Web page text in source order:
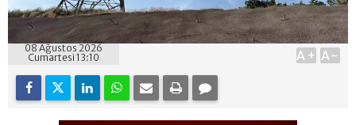
08 Ağustos 2026
Cumartesi 13:10
A+ A-